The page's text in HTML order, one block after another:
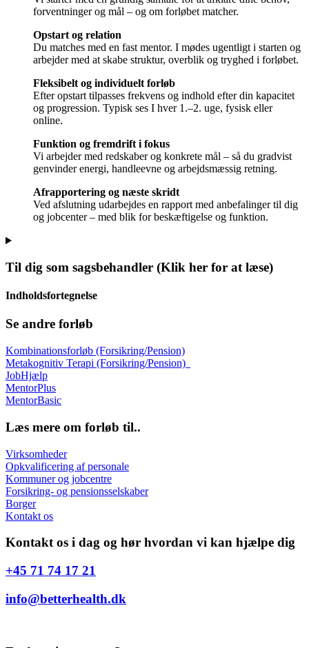
forventninger og mål – og om forløbet matcher.
Opstart og relation
Du matches med en fast mentor. I mødes ugentligt i starten og
arbejder med at skabe struktur, overblik og tryghed i forløbet.
Fleksibelt og individuelt forløb
Efter opstart tilpasses frekvens og indhold efter din kapacitet
og progression. Typisk ses I hver 1.–2. uge, fysisk eller
online.
Funktion og fremdrift i fokus
Vi arbejder med redskaber og konkrete mål – så du gradvist
genvinder energi, handleevne og arbejdsmæssig retning.
Afrapportering og næste skridt
Ved afslutning udarbejdes en rapport med anbefalinger til dig
og jobcenter – med blik for beskæftigelse og funktion.
Til dig som sagsbehandler (Klik her for at læse)
Indholdsfortegnelse
Se andre forløb
Kombinationsforløb (Forsikring/Pension)
Metakognitiv Terapi (Forsikring/Pension)
JobHjælp
MentorPlus
MentorBasic
Læs mere om forløb til..
Virksomheder
Opkvalificering af personale
Kommuner og jobcentre
Forsikring- og pensionsselskaber
Borger
Kontakt os
Kontakt os i dag og hør hvordan vi kan hjælpe dig
+45 71 74 17 21
info@betterhealth.dk